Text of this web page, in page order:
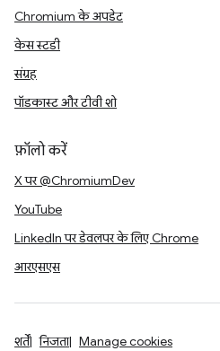
Chromium के अपडेट
केस स्टडी
संग्रह
पॉडकास्ट और टीवी शो
फ़ॉलो करें
X पर @ChromiumDev
YouTube
LinkedIn पर डेवलपर के लिए Chrome
आरएसएस
शर्तें निजता Manage cookies